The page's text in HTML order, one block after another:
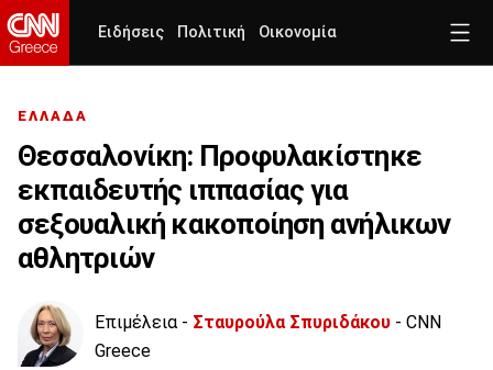
Ειδήσεις Πολιτική Οικονομία
ΕΛΛΑΔΑ
Θεσσαλονίκη: Προφυλακίστηκε
εκπαιδευτής ιππασίας για
σεξουαλική κακοποίηση ανήλικων
αθλητριών
Επιμέλεια - Σταυρούλα Σπυριδάκου - CNN
Greece